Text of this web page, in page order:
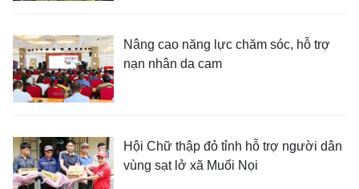
Nâng cao năng lực chăm sóc, hỗ trợ
nạn nhân da cam
Hội Chữ thập đỏ tỉnh hỗ trợ người dân
vùng sạt lở xã Muổi Nọi